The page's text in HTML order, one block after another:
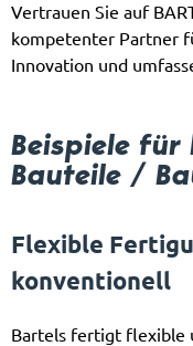
Vertrauen Sie auf
kompetenter Partner
Innovation und
Beispiele für
Bauteile /
Flexible
konventionell
Bartels fertigt flexible